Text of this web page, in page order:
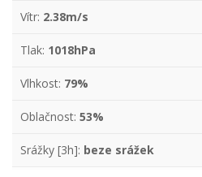
Vítr: 2.38m/s
Tlak: 1018hPa
Vlhkost: 79%
Oblačnost: 53%
Srážky [3h]: beze srážek